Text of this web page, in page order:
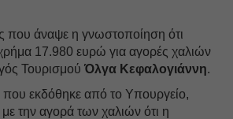
που άναψε η γνωστοποίηση ότι
17.980 ευρώ για αγορές χαλιών
Τουρισμού Όλγα Κεφαλογιάννη.
εκδόθηκε από το Υπουργείο,
με την αγορά των χαλιών ότι η